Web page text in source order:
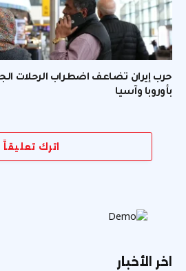
حرب إيران تضاعف اضطراب الرحلات
بأوروبا وآسيا
اترك تعليقاً
اخر الأخبار